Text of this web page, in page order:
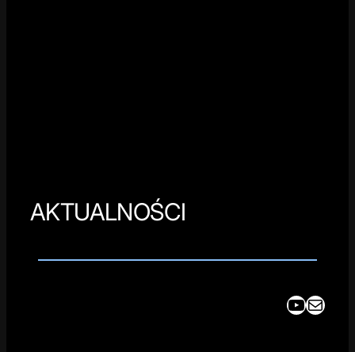
AKTUALNOŚCI
YouTube Mail